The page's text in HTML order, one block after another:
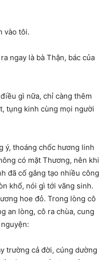
vào tôi.
ngay là bà Thận, bác của
gì nữa, chỉ càng thêm
tụng kinh cùng mọi người
ý, thoáng chốc hương linh
có mặt Thương, nên khi
đã cố gắng tạo nhiều công
khổ, nói gì tới vãng sinh.
hoe đỏ. Trong lòng cô
an lòng, cô ra chùa, cung
trường cả đời, cúng dường